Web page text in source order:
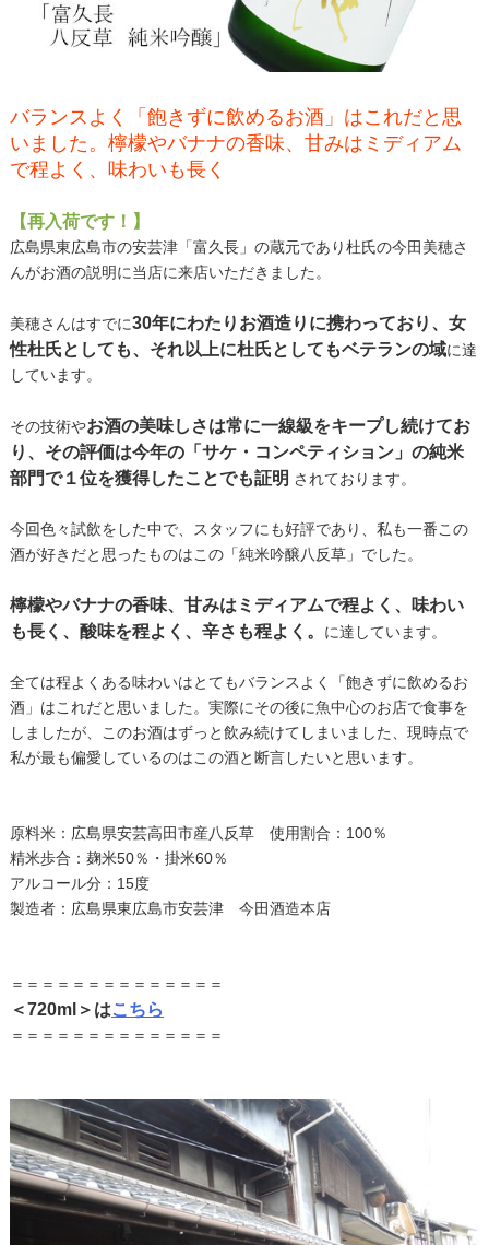
バランスよく「飽きずに飲めるお酒」はこれだと思
いました。檸檬やバナナの香味、甘みはミディアム
で程よく、味わいも長く
【再入荷です！】
広島県東広島市の安芸津「富久長」の蔵元であり杜氏の今田美穂さ
んがお酒の説明に当店に来店いただきました。
美穂さんはすでに30年にわたりお酒造りに携わっており、女
性杜氏としても、それ以上に杜氏としてもベテランの域に達
しています。
その技術やお酒の美味しさは常に一線級をキープし続けてお
り、その評価は今年の「サケ・コンペティション」の純米
部門で１位を獲得したことでも証明 されております。
今回色々試飲をした中で、スタッフにも好評であり、私も一番この
酒が好きだと思ったものはこの「純米吟醸八反草」でした。
檸檬やバナナの香味、甘みはミディアムで程よく、味わい
も長く、酸味を程よく、辛さも程よく。 に達しています。
全ては程よくある味わいはとてもバランスよく「飽きずに飲めるお
酒」はこれだと思いました。実際にその後に魚中心のお店で食事を
しましたが、このお酒はずっと飲み続けてしまいました、現時点で
私が最も偏愛しているのはこの酒と断言したいと思います。
原料米：広島県安芸高田市産八反草 使用割合：100％
精米歩合：麹米50％・掛米60％
アルコール分：15度
製造者：広島県東広島市安芸津 今田酒造本店
＝＝＝＝＝＝＝＝＝＝＝＝＝＝
＜720ml＞はこちら
＝＝＝＝＝＝＝＝＝＝＝＝＝＝